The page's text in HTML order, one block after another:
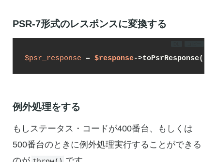
PSR-7形式のレスポンスに変換する
$psr_response = $response->toPsrResponse()
例外処理をする
もしステータス・コードが400番台、もしくは
500番台のときに例外処理実行することができる